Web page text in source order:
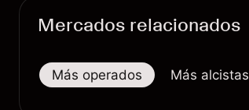
Mercados relacionados
Más operados Más alcistas